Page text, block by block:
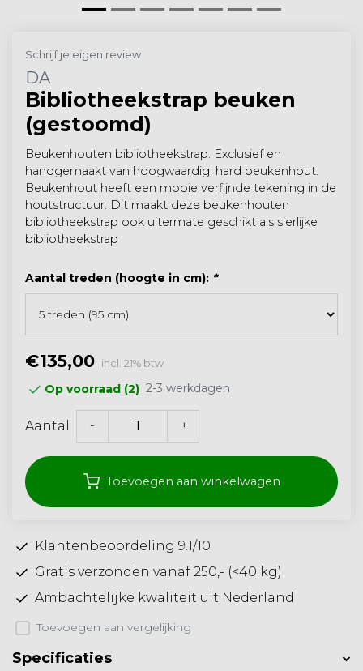
Schrijf je eigen review
DA
Bibliotheekstrap beuken
(gestoomd)
Beukenhouten bibliotheekstrap. Exclusief en
handgemaakt van hoogwaardig, hard beukenhout.
Beukenhout heeft een mooie verfijnde tekening in de
houtstructuur. Dit maakt deze beukenhouten
bibliotheekstrap ook uitermate geschikt als sierlijke
bibliotheekstrap
Aantal treden (hoogte in cm): *
€135,00 incl. 21% btw
Op voorraad (2) 2-3 werkdagen
Aantal - +
Toevoegen aan winkelwagen
Klantenbeoordeling 9.1/10
Gratis verzonden vanaf 250,- (<40 kg)
Ambachtelijke kwaliteit uit Nederland
Toevoegen aan vergelijking
Specificaties